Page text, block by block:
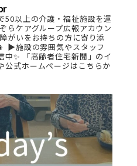
50以上の介護・福祉施設を運
らケアグループ広報アカウン
がいをお持ちの方に寄り添
▶︎施設の雰囲気やスタッフ
中✨
「高齢者住宅新聞」のイ
公式ホームページはこちらか